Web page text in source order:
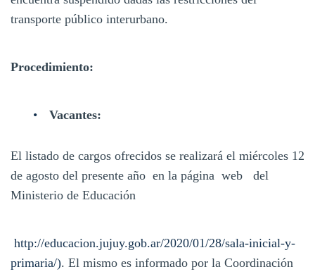
transporte público interurbano.
Procedimiento:
Vacantes:
El listado de cargos ofrecidos se realizará el miércoles 12
de agosto del presente año en la página web del
Ministerio de Educación
http://educacion.jujuy.gob.ar/2020/01/28/sala-inicial-y-
primaria/). El mismo es informado por la Coordinación